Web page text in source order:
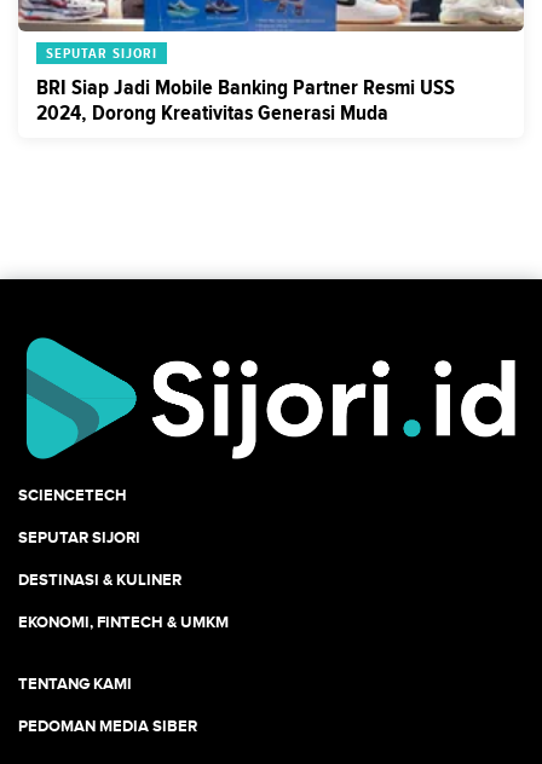
SEPUTAR SIJORI
BRI Siap Jadi Mobile Banking Partner Resmi USS
2024, Dorong Kreativitas Generasi Muda
SCIENCETECH
SEPUTAR SIJORI
DESTINASI & KULINER
EKONOMI, FINTECH & UMKM
TENTANG KAMI
PEDOMAN MEDIA SIBER